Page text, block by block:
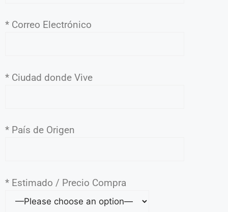
* Correo Electrónico
* Ciudad donde Vive
* País de Origen
* Estimado / Precio Compra